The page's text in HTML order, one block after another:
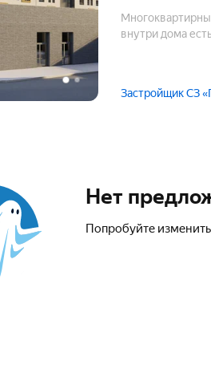
внутри дома
Застройщик СЗ
Нет
Попробуйте